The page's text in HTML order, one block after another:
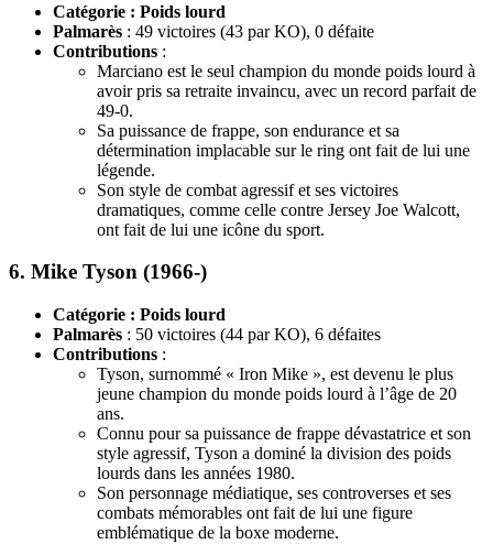
Catégorie : Poids lourd
Palmarès : 49 victoires (43 par KO), 0 défaite
Contributions :
Marciano est le seul champion du monde poids lourd à
avoir pris sa retraite invaincu, avec un record parfait de
49-0.
Sa puissance de frappe, son endurance et sa
détermination implacable sur le ring ont fait de lui une
légende.
Son style de combat agressif et ses victoires
dramatiques, comme celle contre Jersey Joe Walcott,
ont fait de lui une icône du sport.
6. Mike Tyson (1966-)
Catégorie : Poids lourd
Palmarès : 50 victoires (44 par KO), 6 défaites
Contributions :
Tyson, surnommé « Iron Mike », est devenu le plus
jeune champion du monde poids lourd à l’âge de 20
ans.
Connu pour sa puissance de frappe dévastatrice et son
style agressif, Tyson a dominé la division des poids
lourds dans les années 1980.
Son personnage médiatique, ses controverses et ses
combats mémorables ont fait de lui une figure
emblématique de la boxe moderne.